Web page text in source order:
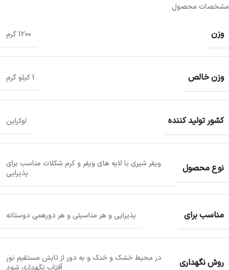
مشخصات محصول
وزن 1200 گرم
وزن خالص 1 کیلو گرم
کشور تولید کننده اوکراین
نوع محصول
ویفر شیری با لایه های ویفر و کرم شکلات مناسب برای
پذیرایی
مناسب برای پذیرایی و هر مناسبتی و هر دورهمی دوستانه
روش نگهداری
در محیط خشک و خنک و به دور از تابش مستقیم نور
آفتاب نگهداری شود